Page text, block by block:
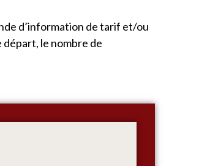
d’information de tarif et/ou
le nombre de